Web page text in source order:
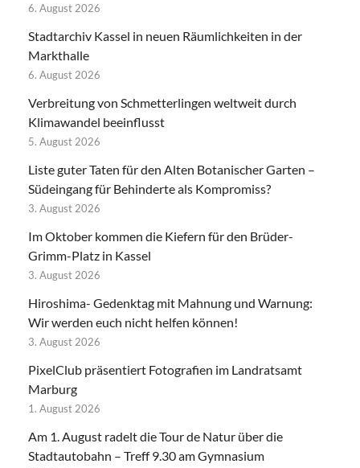
6. August 2026
Stadtarchiv Kassel in neuen Räumlichkeiten in der
Markthalle
6. August 2026
Verbreitung von Schmetterlingen weltweit durch
Klimawandel beeinflusst
5. August 2026
Liste guter Taten für den Alten Botanischer Garten –
Südeingang für Behinderte als Kompromiss?
3. August 2026
Im Oktober kommen die Kiefern für den Brüder-
Grimm-Platz in Kassel
3. August 2026
Hiroshima- Gedenktag mit Mahnung und Warnung:
Wir werden euch nicht helfen können!
3. August 2026
PixelClub präsentiert Fotografien im Landratsamt
Marburg
1. August 2026
Am 1. August radelt die Tour de Natur über die
Stadtautobahn – Treff 9.30 am Gymnasium